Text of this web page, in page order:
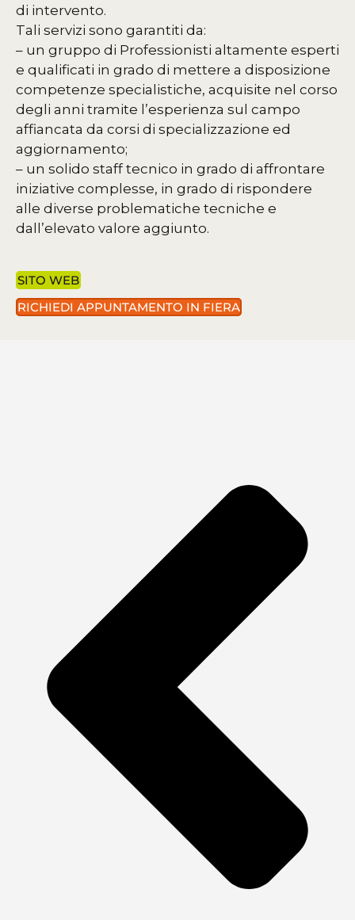
di intervento.
Tali servizi sono garantiti da:
– un gruppo di Professionisti altamente esperti
e qualificati in grado di mettere a disposizione
competenze specialistiche, acquisite nel corso
degli anni tramite l’esperienza sul campo
affiancata da corsi di specializzazione ed
aggiornamento;
– un solido staff tecnico in grado di affrontare
iniziative complesse, in grado di rispondere
alle diverse problematiche tecniche e
dall’elevato valore aggiunto.
SITO WEB
RICHIEDI APPUNTAMENTO IN FIERA